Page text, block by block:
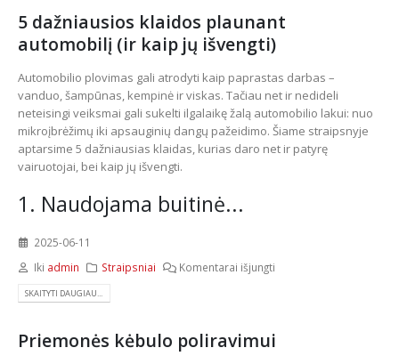
5 dažniausios klaidos plaunant
automobilį (ir kaip jų išvengti)
Automobilio plovimas gali atrodyti kaip paprastas darbas –
vanduo, šampūnas, kempinė ir viskas. Tačiau net ir nedideli
neteisingi veiksmai gali sukelti ilgalaikę žalą automobilio lakui: nuo
mikroįbrėžimų iki apsauginių dangų pažeidimo. Šiame straipsnyje
aptarsime 5 dažniausias klaidas, kurias daro net ir patyrę
vairuotojai, bei kaip jų išvengti.
1. Naudojama buitinė...
2025-06-11
Iki admin Straipsniai Komentarai išjungti
SKAITYTI DAUGIAU...
Priemonės kėbulo poliravimui